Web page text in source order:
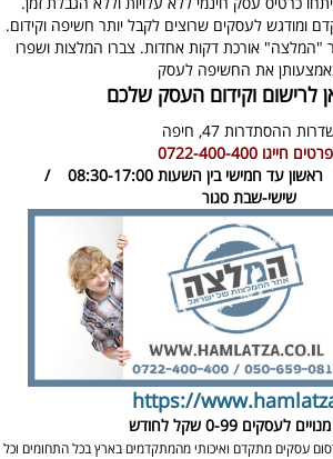
ומודגש לעסקים שרוצים לקבל יותר חשיפה וקידום.
אורכת דקות אחדות. צברו המלצות ושפרו
את החשיפה לעסק
לרישום וקידום העסק שלכם
ההסתדרות 47,
חיפה
חייגו0722-400-400
ראשון עד חמישי בין השעות 08:30-17:00 /
שישי-שבת סגור
https://
לעסקים 0-99 שקל לחודש
עסקים מתקדם ואיכותי מהמתקדמים בארץ בכל התחומים וכל